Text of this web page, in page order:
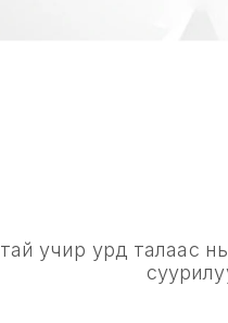
учир урд талаас нь